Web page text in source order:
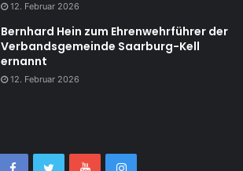
12. Februar 2026
Bernhard Hein zum Ehrenwehrführer der
Verbandsgemeinde Saarburg-Kell
ernannt
12. Februar 2026